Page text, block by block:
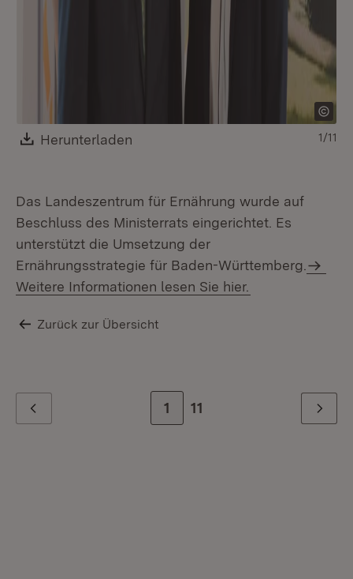
Download:
Herunterladen 1/11
Das Landeszentrum für Ernährung wurde auf
Beschluss des Ministerrats eingerichtet. Es
unterstützt die Umsetzung der
Ernährungsstrategie für Baden-Württemberg.
Weitere Informationen lesen Sie hier.
Zurück zur Übersicht
Zur Seite
1 Zur letzten Seite
11 Weiter